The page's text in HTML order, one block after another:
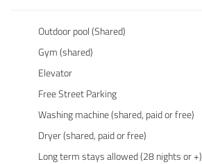
Outdoor pool (Shared)
Gym (shared)
Elevator
Free Street Parking
Washing machine (shared, paid or free)
Dryer (shared, paid or free)
Long term stays allowed (28 nights or +)